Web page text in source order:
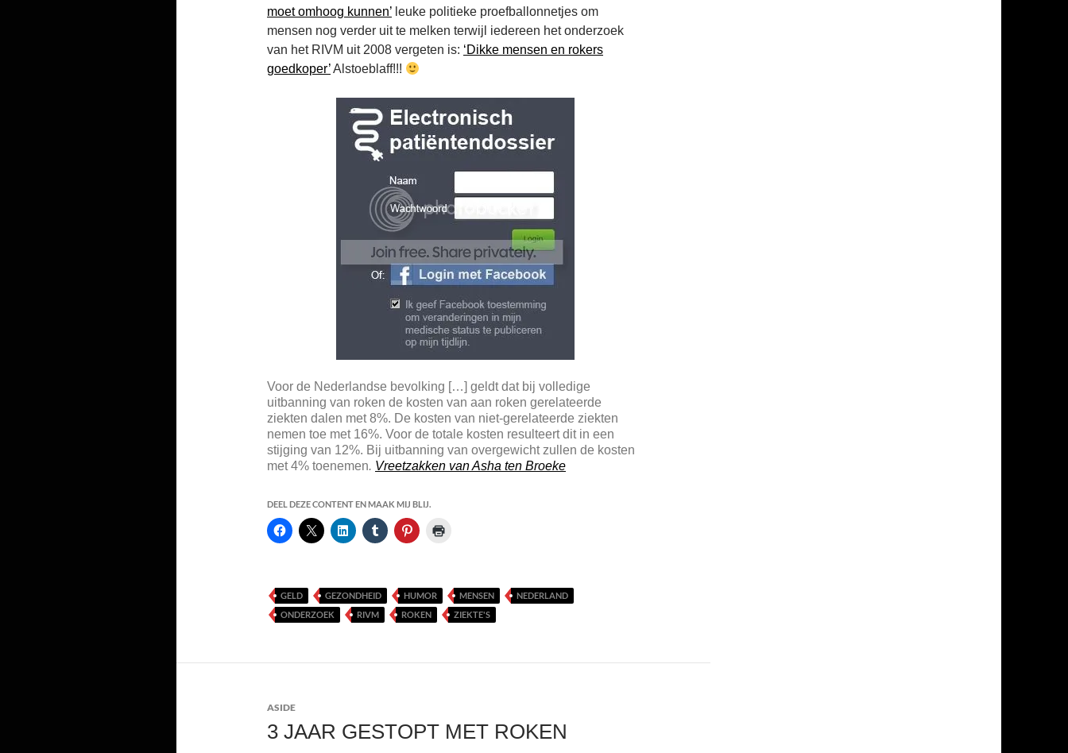
moet omhoog kunnen’ leuke politieke proefballonnetjes om
mensen nog verder uit te melken terwijl iedereen het onderzoek
van het RIVM uit 2008 vergeten is: ‘Dikke mensen en rokers
goedkoper’Alstoeblaff!!!
Voor de Nederlandse bevolking […] geldt dat bij volledige
uitbanning van roken de kosten van aan roken gerelateerde
ziekten dalen met 8%. De kosten van niet-gerelateerde ziekten
nemen toe met 16%. Voor de totale kosten resulteert dit in een
stijging van 12%. Bij uitbanning van overgewicht zullen de kosten
met 4% toenemen. Vreetzakken van Asha ten Broeke
DEEL DEZE CONTENT EN MAAK MIJ BLIJ.
GELD GEZONDHEID HUMOR MENSEN
NEDERLAND
ONDERZOEK
RIVM ROKEN ZIEKTE'S
ASIDE
3 JAAR GESTOPT MET ROKEN